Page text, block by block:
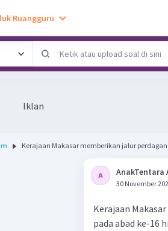
Ruangguru
Iklan
Kerajaan Makasar memberikan jalur
AnakTentara
30 November
Kerajaan
pada abad ke-16